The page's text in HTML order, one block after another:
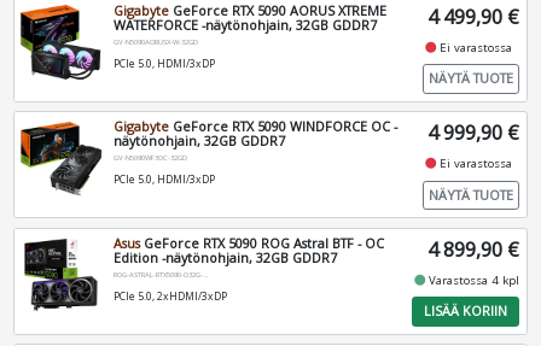
Gigabyte GeForce RTX 5090 AORUS XTREME
WATERFORCE -näytönohjain, 32GB GDDR7
GV-N5090AORUSX-W-32GD
PCIe 5.0, HDMI/3xDP
4 499,90 €
fiber_manual_record Ei varastossa
NÄYTÄ TUOTE
Gigabyte GeForce RTX 5090 WINDFORCE OC -
näytönohjain, 32GB GDDR7
GV-N5090WF3OC-32GD
PCIe 5.0, HDMI/3xDP
4 999,90 €
fiber_manual_record Ei varastossa
NÄYTÄ TUOTE
AsusGeForce RTX 5090 ROG Astral BTF - OC
Edition -näytönohjain, 32GB GDDR7
ROG-ASTRAL-RTX5090-O32G-BTF-GA
PCIe 5.0, 2xHDMI/3xDP
4 899,90 €
fiber_manual_recordVarastossa 4 kpl
LISÄÄ KORIIN